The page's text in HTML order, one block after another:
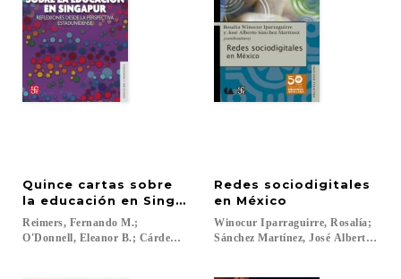
Quince cartas sobre
la educación en Singapur
Reimers, Fernando M.;
O'Donnell, Eleanor B.; Cárdenas Denham, Sergio; Arriaga Martínez,
Redes sociodigitales
en México
Winocur Iparraguirre, Rosalía;
Sánchez Martínez, José Alberto...